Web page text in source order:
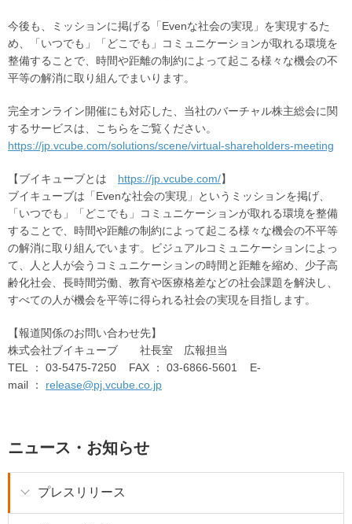
今後も、ミッションに掲げる「Evenな社会の実現」を実現するた
め、「いつでも」「どこでも」コミュニケーションが取れる環境を
整備することで、時間や距離の制約によって起こる様々な機会の不
平等の解消に取り組んでまいります。
完全オンライン開催にも対応した、当社のバーチャル株主総会に関
するサービスは、こちらをご覧ください。
https://jp.vcube.com/solutions/scene/virtual-shareholders-meeting
【ブイキューブとは https://jp.vcube.com/】
ブイキューブは「Evenな社会の実現」というミッションを掲げ、
「いつでも」「どこでも」コミュニケーションが取れる環境を整備
することで、時間や距離の制約によって起こる様々な機会の不平等
の解消に取り組んでいます。ビジュアルコミュニケーションによっ
て、人と人が会うコミュニケーションの時間と距離を縮め、少子高
齢化社会、長時間労働、教育や医療格差などの社会課題を解決し、
すべての人が機会を平等に得られる社会の実現を目指します。
【報道関係のお問い合わせ先】
株式会社ブイキューブ 社長室 広報担当
TEL ： 03-5475-7250 FAX ： 03-6866-5601 E-
mail ： release@pj.vcube.co.jp
ニュース・お知らせ
プレスリリース